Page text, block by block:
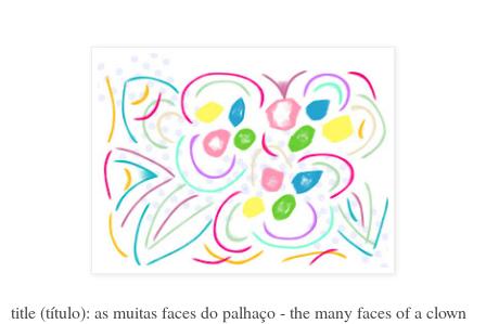
title (título): as muitas faces do palhaço - the many faces of a clown